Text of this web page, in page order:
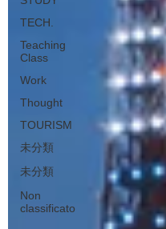
TECH.
Teaching
Class
Work
Thought
TOURISM
未分類
未分類
Non
classificato